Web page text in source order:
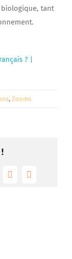
biologique, tant
? |
, Zooms
Vk Email